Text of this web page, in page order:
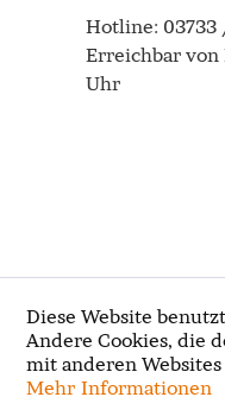
Hotline: 03733
Erreichbar von
Uhr
Diese Website
Andere Cookies, die
mit anderen
Mehr Informationen